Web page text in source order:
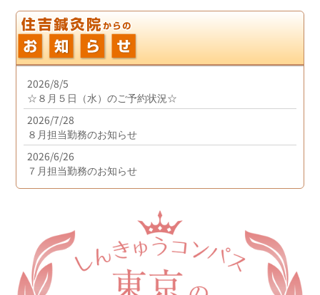
2026/8/5
☆８月５日（水）のご予約状況☆
2026/7/28
８月担当勤務のお知らせ
2026/6/26
７月担当勤務のお知らせ